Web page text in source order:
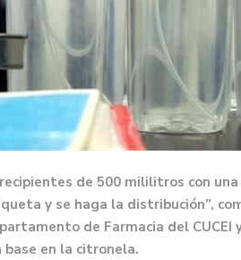
de 500 mililitros con
y se haga la distribución”,
de Farmacia del
base en la citronela.